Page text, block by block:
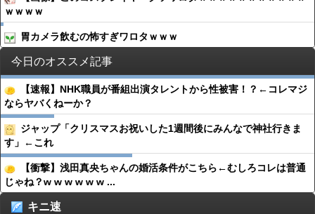
ｗｗｗｗ
胃カメラ飲むの怖すぎワロタｗｗｗ
今日のオススメ記事
【速報】NHK職員が番組出演タレントから性被害！？←コレマジ
ならヤバくねーか？
ジャップ「クリスマスお祝いした1週間後にみんなで神社行きま
す」←これ
【衝撃】浅田真央ちゃんの婚活条件がこちら←むしろコレは普通
じゃね？w w w w w w ...
キニ速